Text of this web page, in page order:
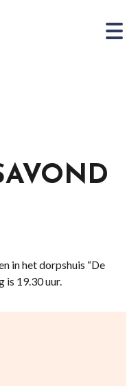
in het dorpshuis “De
is 19.30 uur.